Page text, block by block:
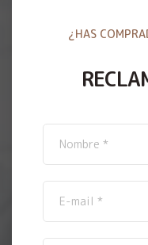
¿HAS